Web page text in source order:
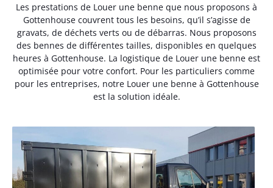
Les prestations de Louer une benne que nous proposons à
Gottenhouse couvrent tous les besoins, qu’il s’agisse de
gravats, de déchets verts ou de débarras. Nous proposons
des bennes de différentes tailles, disponibles en quelques
heures à Gottenhouse. La logistique de Louer une benne est
optimisée pour votre confort. Pour les particuliers comme
pour les entreprises, notre Louer une benne à Gottenhouse
est la solution idéale.